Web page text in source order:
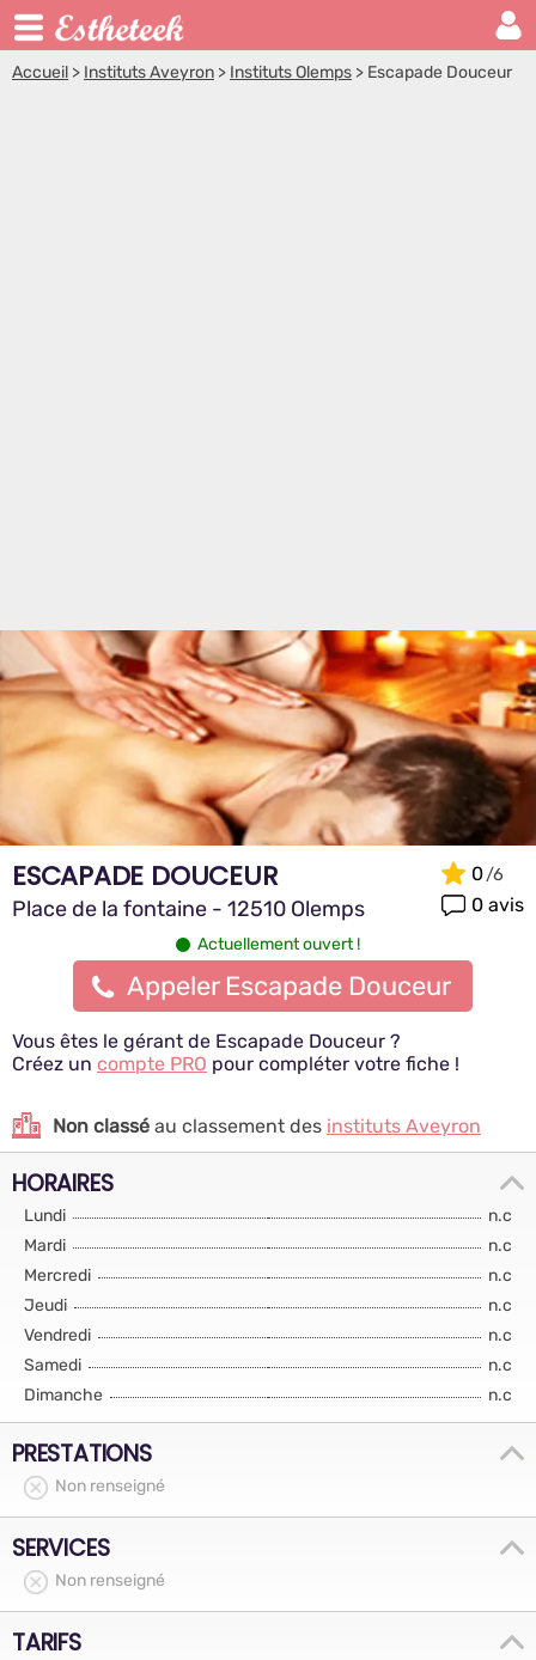
Accueil > Instituts Aveyron > Instituts Olemps > Escapade Douceur
ESCAPADE DOUCEUR
Place de la fontaine - 12510 Olemps
0
0 avis
Actuellement ouvert !
Appeler Escapade Douceur
Vous êtes le gérant de Escapade Douceur ?
Créez un compte PRO pour compléter votre fiche !
Non classé au classement des instituts Aveyron
HORAIRES
Lundi
n.c
Mardi
n.c
Mercredi
n.c
Jeudi
n.c
Vendredi
n.c
Samedi
n.c
Dimanche
n.c
PRESTATIONS
Non renseigné
SERVICES
Non renseigné
TARIFS